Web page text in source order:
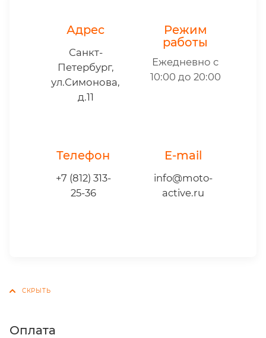
Адрес
Санкт-
Петербург,
ул.Симонова,
д.11
Режим
работы
Ежедневно с
10:00 до 20:00
Телефон
+7 (812) 313-
25-36
E-mail
info@moto-
active.ru
Оплата